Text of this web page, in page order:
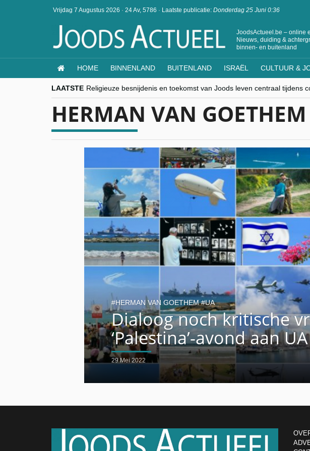
Vrijdag 7 Augustus 2026 · 24 Av, 5786 · Laatste publicatie: Donderdag 25 Juni 0:36
JoodsActueel.be – online
Nieuws, duiding &
binnen- en buitenland
HOME BINNENLAND BUITENLAND ISRAËL CULTUUR &
LAATSTE Religieuze besnijdenis en toekomst van Joods leven centraal tijdens
“Besnijdenisdebat toont hoe moeilijk seculiere Westen minderheden
CITYTRIP | ROEMENIË – Boekarest: de verrassing van Oost-Europa
“Vandaag zit elke Jood in België op de beklaagdenbank”
goKosher lanceert nieuwe website en samenwerking met Mishpacha
HERMAN VAN GOETHEM
Dialoog noch kritische
‘Palestina’-avond aan UA
29 Mei 2022
HERMAN VAN GOETHEM UA